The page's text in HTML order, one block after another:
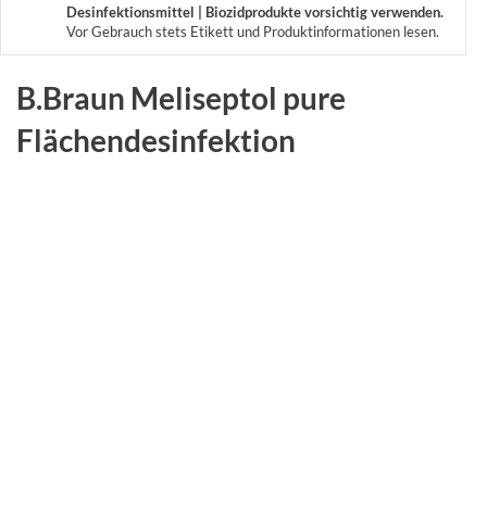
Desinfektionsmittel | Biozidprodukte vorsichtig verwenden.
Vor Gebrauch stets Etikett und Produktinformationen lesen.
B.Braun Meliseptol pure
Flächendesinfektion